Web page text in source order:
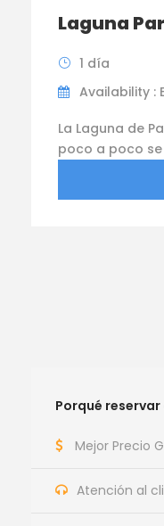
Laguna
1 día
Availability :
La Laguna de
poco a poco
Porqué
Mejor Precio
Atención al